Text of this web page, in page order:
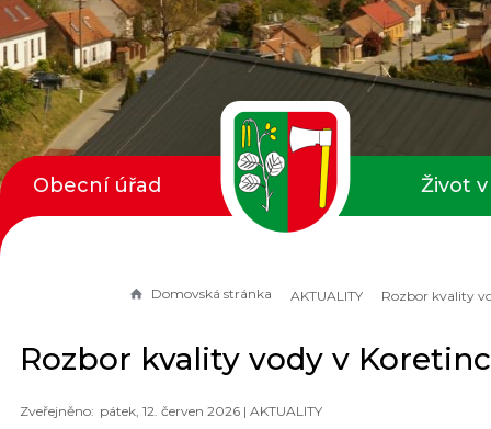
Domovská stránka AKTUALITY
Rozbor kvality vody v
pátek, 12. červen 2026 | AKTUALITY
Obecní úřad Život